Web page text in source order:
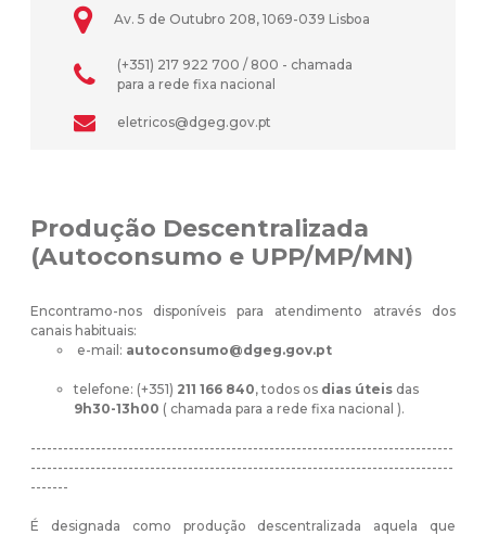
Av. 5 de Outubro 208, 1069-039 Lisboa
(+351) 217 922 700 / 800 - chamada
para a rede fixa nacional
eletricos@dgeg.gov.pt
Produção Descentralizada
(Autoconsumo e UPP/MP/MN)
Encontramo-nos disponíveis para atendimento através dos
canais habituais:
e-mail: autoconsumo@dgeg.gov.pt
telefone: (+351) 211 166 840, todos os dias úteis das
9h30-13h00 ( chamada para a rede fixa nacional ).
------------------------------------------------------------------------------
------------------------------------------------------------------------------
-------
É designada como produção descentralizada aquela que